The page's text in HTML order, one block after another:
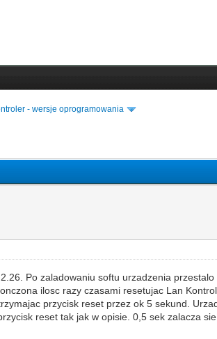
- wersje oprogramowania
Po zaladowaniu softu urzadzenia
ilosc razy czasami resetujac Lan
przycisk reset przez ok 5 sekund.
reset tak jak w opisie. 0,5 sek zalacza